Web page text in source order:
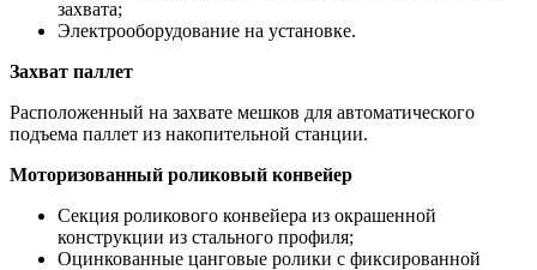
захвата;
Электрооборудование на установке.
Захват паллет
Расположенный на захвате мешков для автоматического
подъема паллет из накопительной станции.
Моторизованный роликовый конвейер
Секция роликового конвейера из окрашенной
конструкции из стального профиля;
Оцинкованные цанговые ролики с фиксированной